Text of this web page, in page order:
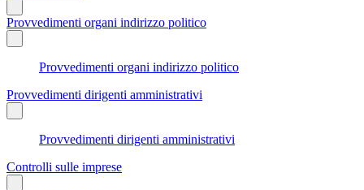
Provvedimenti organi indirizzo politico
Provvedimenti organi indirizzo politico
Provvedimenti dirigenti amministrativi
Provvedimenti dirigenti amministrativi
Controlli sulle imprese